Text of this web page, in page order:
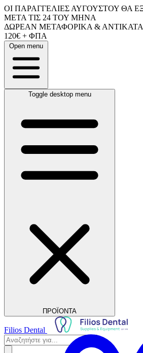
ΟΙ ΠΑΡΑΓΓΕΛΙΕΣ ΑΥΓΟΥΣΤΟΥ ΘΑ
ΜΕΤΑ ΤΙΣ 24 ΤΟΥ ΜΗΝΑ
ΔΩΡΕΑΝ ΜΕΤΑΦΟΡΙΚΑ &
120€ + ΦΠΑ
Open menu
Toggle desktop menu
ΠΡΟΪΟΝΤΑ
Filios Dental